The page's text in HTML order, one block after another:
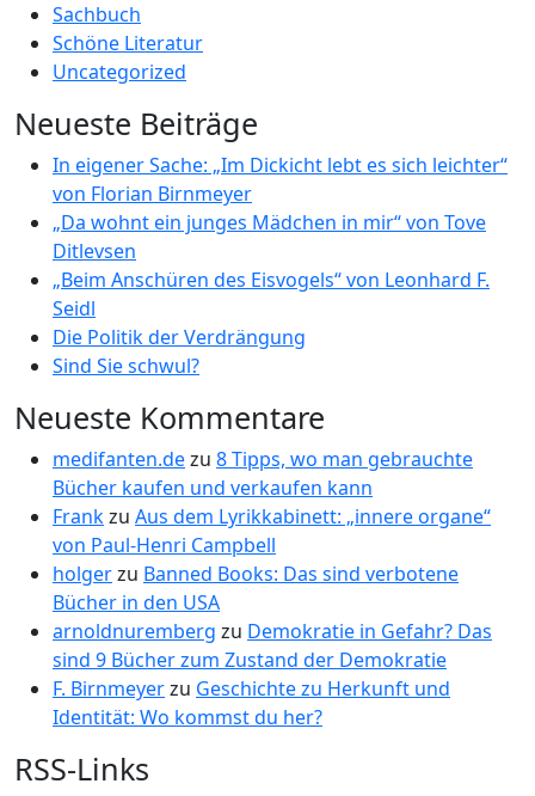
Sachbuch
Schöne Literatur
Uncategorized
Neueste Beiträge
In eigener Sache: „Im Dickicht lebt es sich leichter“
von Florian Birnmeyer
„Da wohnt ein junges Mädchen in mir“ von Tove
Ditlevsen
„Beim Anschüren des Eisvogels“ von Leonhard F.
Seidl
Die Politik der Verdrängung
Sind Sie schwul?
Neueste Kommentare
medifanten.dezu 8 Tipps, wo man gebrauchte
Bücher kaufen und verkaufen kann
Frankzu Aus dem Lyrikkabinett: „innere organe“
von Paul-Henri Campbell
holgerzu Banned Books: Das sind verbotene
Bücher in den USA
arnoldnuremberg zu Demokratie in Gefahr? Das
sind 9 Bücher zum Zustand der Demokratie
F. Birnmeyerzu Geschichte zu Herkunft und
Identität: Wo kommst du her?
RSS-Links